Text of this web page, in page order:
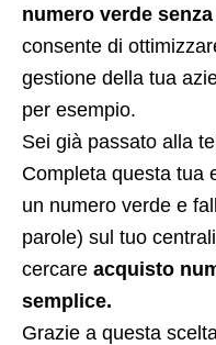
numero verde
consente di
gestione della tua
per esempio.
Sei già passato alla
Completa questa tua
un numero verde e
parole) sul tuo
cercare acquisto
semplice.
Grazie a questa